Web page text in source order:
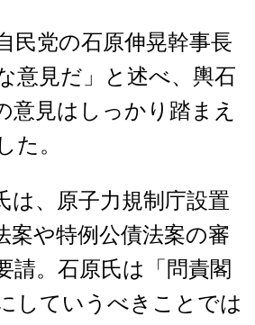
党の石原伸晃幹事長
意見だ」と述べ、輿石
意見はしっかり踏まえ
た。
、原子力規制庁設置
案や特例公債法案の審
請。石原氏は「問責閣
していうべきことでは